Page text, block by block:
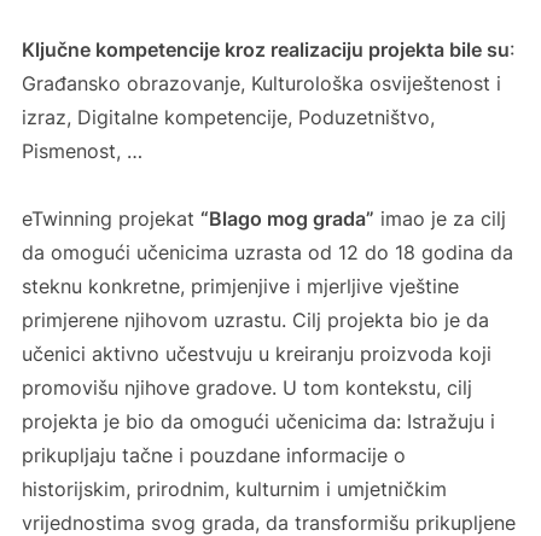
Ključne kompetencije kroz realizaciju projekta bile su:
Građansko obrazovanje, Kulturološka osviještenost i
izraz, Digitalne kompetencije, Poduzetništvo,
Pismenost, …
eTwinning projekat “Blago mog grada” imao je za cilj
da omogući učenicima uzrasta od 12 do 18 godina da
steknu konkretne, primjenjive i mjerljive vještine
primjerene njihovom uzrastu. Cilj projekta bio je da
učenici aktivno učestvuju u kreiranju proizvoda koji
promovišu njihove gradove. U tom kontekstu, cilj
projekta je bio da omogući učenicima da: Istražuju i
prikupljaju tačne i pouzdane informacije o
historijskim, prirodnim, kulturnim i umjetničkim
vrijednostima svog grada, da transformišu prikupljene